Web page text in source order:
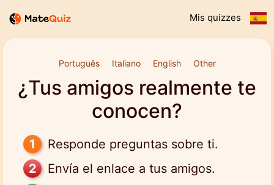
Mis quizzes
Português Italiano English Other
¿Tus amigos realmente te
conocen?
Responde preguntas sobre ti.
Envía el enlace a tus amigos.